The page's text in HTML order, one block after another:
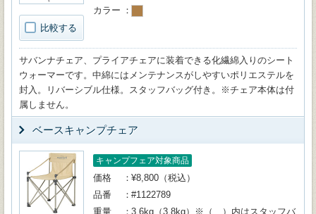
比較する
カラー
サバンナチェア、プライアチェアに装着できる化繊綿入りのシート
ウォーマーです。中綿にはメンテナンスがしやすいポリエステルを
封入。リバーシブル仕様。スタッフバッグ付き。※チェア本体は付
属しません。
ベースキャンプチェア
キャンプフェア対象商品
価格
¥8,800（税込）
品番
#1122789
重量
3.6kg（3.8kg）※（ ）内はスタッフバ